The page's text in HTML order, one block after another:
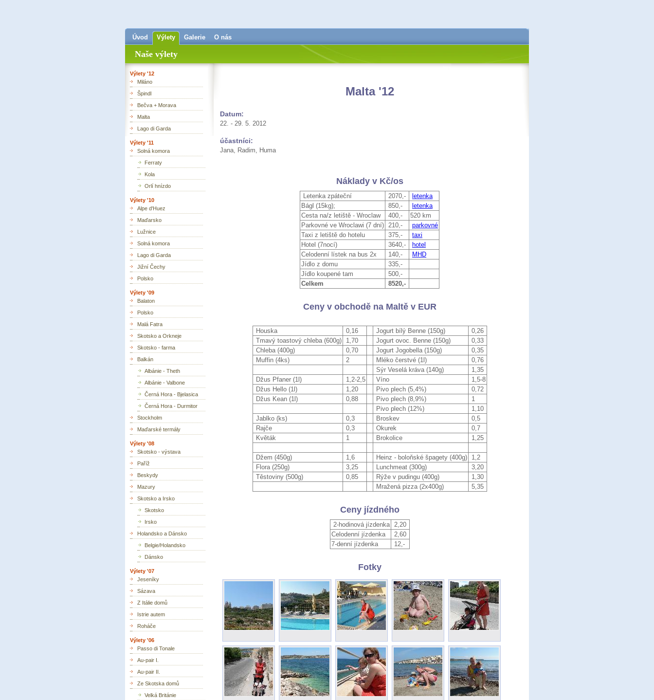
Úvod Výlety Galerie O nás
Naše výlety
Výlety '12
Miláno
Špindl
Bečva + Morava
Malta
Lago di Garda
Výlety '11
Solná komora
Ferraty
Kola
Orlí hnízdo
Výlety '10
Alpe d'Huez
Maďarsko
Lužnice
Solná komora
Lago di Garda
Jižní Čechy
Polsko
Výlety '09
Balaton
Polsko
Malá Fatra
Skotsko a Orkneje
Skotsko - farma
Balkán
Albánie - Theth
Albánie - Valbone
Černá Hora - Bjelasica
Černá Hora - Durmitor
Stockholm
Maďarské termály
Výlety '08
Skotsko - výstava
Paříž
Beskydy
Mazury
Skotsko a Irsko
Skotsko
Irsko
Holandsko a Dánsko
Belgie/Holandsko
Dánsko
Výlety '07
Jeseníky
Sázava
Z Itálie domů
Istrie autem
Roháče
Výlety '06
Passo di Tonale
Au-pair I.
Au-pair II.
Ze Skotska domů
Velká Británie
Malta '12
Datum:
22. - 29. 5. 2012
účastníci:
Jana, Radim, Huma
Náklady v Kč/os
Letenka zpáteční 2070,-
letenka
Bágl (15kg);
850,-
letenka
Cesta na/z letiště - Wroclaw
400,-
520 km
Parkovné ve Wroclawi (7 dní) 210,-
parkovné
Taxi z letiště do hotelu
375,-
taxi
Hotel (7nocí)
3640,-
hotel
Celodenní lístek na bus 2x
140,-
MHD
Jídlo z domu
335,-
Jídlo koupené tam
500,-
Celkem
8520,-
Ceny v obchodě na Maltě v EUR
Houska 0,16 Jogurt bílý Benne (150g)
0,26
Tmavý toastový chleba (600g)
1,70 Jogurt ovoc. Benne (150g)
0,33
Chleba (400g)
0,70 Jogurt Jogobella (150g)
0,35
Muffin (4ks)
2 Mléko čerstvé (1l)
0,76
Sýr Veselá kráva (140g)
1,35
Džus Pfaner (1l)
1,2-2,5 Víno
1,5-8
Džus Hello (1l)
1,20 Pivo plech (5,4%)
0,72
Džus Kean (1l)
0,88 Pivo plech (8,9%)
1
Pivo plech (12%)
1,10
Jablko (ks)
0,3 Broskev
0,5
Rajče
0,3 Okurek
0,7
Květák
1 Brokolice 1,25
Džem (450g) 1,6 Heinz - boloňské špagety (400g)
1,2
Flora (250g)
3,25 Lunchmeat (300g)
3,20
Těstoviny (500g)
0,85 Rýže v pudingu (400g)
1,30
Mražená pizza (2x400g)
5,35
Ceny jízdného
2-hodinová jízdenka
2,20
Celodenní jízdenka
2,60
7-denní jízdenka
12,-
Fotky